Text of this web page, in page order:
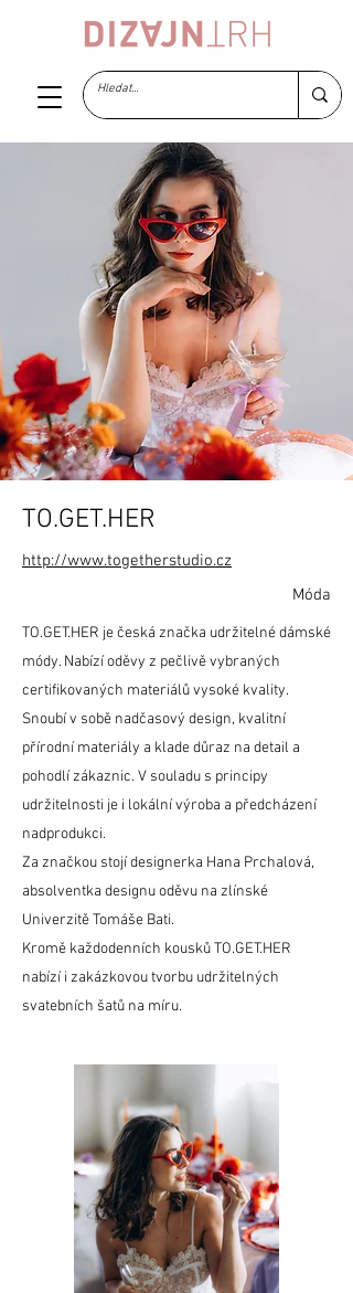
TO.GET.HER
http://www.togetherstudio.cz
Móda
TO.GET.HER je česká značka udržitelné dámské
módy. Nabízí oděvy z pečlivě vybraných
certifikovaných materiálů vysoké kvality.
Snoubí v sobě nadčasový design, kvalitní
přírodní materiály a klade důraz na detail a
pohodlí zákaznic. V souladu s principy
udržitelnosti je i lokální výroba a předcházení
nadprodukci.
Za značkou stojí designerka Hana Prchalová,
absolventka designu oděvu na zlínské
Univerzitě Tomáše Bati.
Kromě každodenních kousků TO.GET.HER
nabízí i zakázkovou tvorbu udržitelných
svatebních šatů na míru.